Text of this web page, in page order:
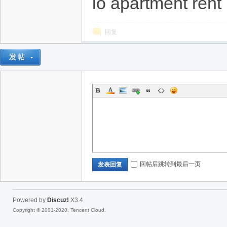
回复
发表回复 回帖后跳转到最后一页
Powered by Discuz! X3.4
Copyright © 2001-2020, Tencent Cloud.